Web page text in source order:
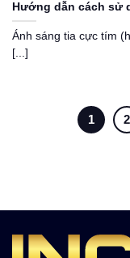
Hướng dẫn cách sử
Ánh sáng tia cực tím
[...]
1 2